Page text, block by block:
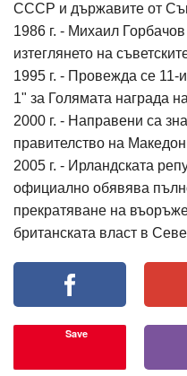
СССР и държавите от
1986 г. - Михаил
изтеглянето на
1995 г. - Провежда се 11-
1" за Голямата награда
2000 г. - Направени са
правителство на
2005 г. - Ирландската
официално обявява
прекратяване на
британската власт в
Save